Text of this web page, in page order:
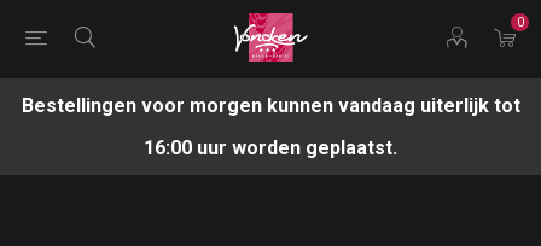
0
Bestellingen voor morgen kunnen vandaag uiterlijk tot
16:00 uur worden geplaatst.